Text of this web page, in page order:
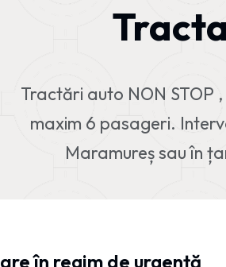
Tractări auto NON STOP
maxim 6 pasageri.
Maramureș sau în
în regim de urgență